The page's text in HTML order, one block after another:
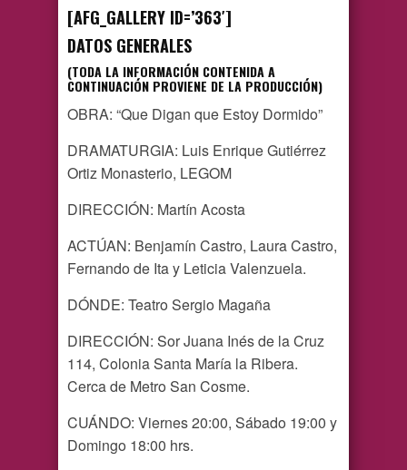
[AFG_GALLERY ID=’363′]
DATOS GENERALES
(TODA LA INFORMACIÓN CONTENIDA A
CONTINUACIÓN PROVIENE DE LA PRODUCCIÓN)
OBRA: “Que Digan que Estoy Dormido”
DRAMATURGIA: Luis Enrique Gutiérrez
Ortiz Monasterio, LEGOM
DIRECCIÓN: Martín Acosta
ACTÚAN: Benjamín Castro, Laura Castro,
Fernando de Ita y Leticia Valenzuela.
DÓNDE: Teatro Sergio Magaña
DIRECCIÓN: Sor Juana Inés de la Cruz
114, Colonia Santa María la Ribera.
Cerca de Metro San Cosme.
CUÁNDO: Viernes 20:00, Sábado 19:00 y
Domingo 18:00 hrs.